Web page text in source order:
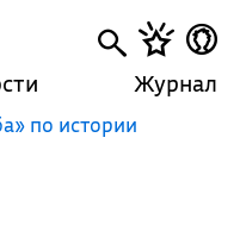
Журнал
по истории